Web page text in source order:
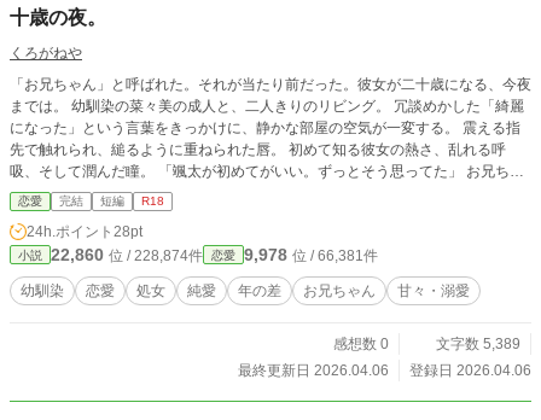
十歳の夜。
くろがねや
​「お兄ちゃん」と呼ばれた。それが当たり前だった。彼女が二十歳になる、今夜
までは。 ​幼馴染の菜々美の成人と、二人きりのリビング。 冗談めかした「綺麗
になった」という言葉をきっかけに、静かな部屋の空気が一変する。 ​震える指
先で触れられ、縋るように重ねられた唇。 初めて知る彼女の熱さ、乱れる呼
吸、そして潤んだ瞳。 「颯太が初めてがいい。ずっとそう思ってた」 ​お兄ちゃ
んと妹のような関係を脱ぎ捨て、熱い蜜に溺れていく二人。 年下の幼馴染が、
女へと変わる官能的で切実な一夜。
恋愛 完結 短編 R18
24h.ポイント 28pt
小説 22,860 位 / 228,874件 恋愛 9,978 位 / 66,381件
幼馴染 恋愛 処女 純愛 年の差 お兄ちゃん 甘々・溺愛
感想数 0
文字数 5,389
最終更新日 2026.04.06
登録日 2026.04.06